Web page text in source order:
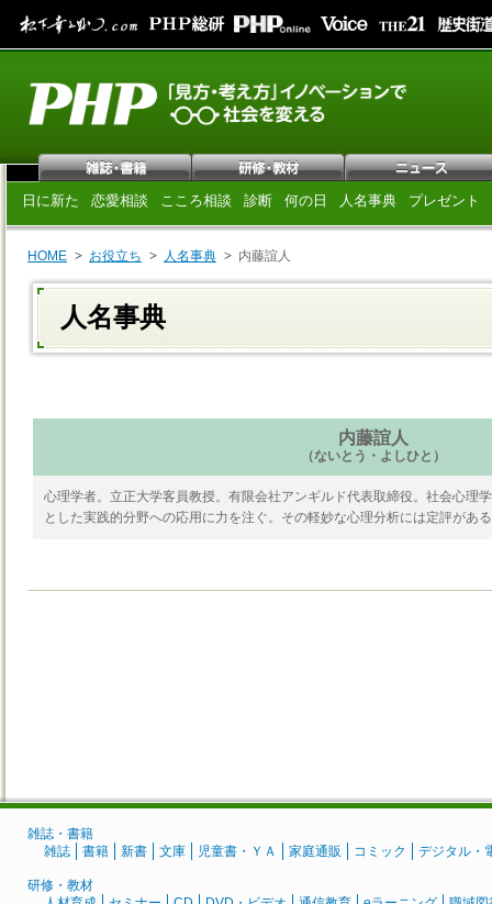
日に新た 恋愛相談 こころ相談 診断 何の日 人名事典 プレゼント
HOME お役立ち 人名事典 内藤誼人
人名事典
内藤誼人
（ないとう・よしひと）
心理学者。立正大学客員教授。有限会社アンギルド代表取締役。社会心理
とした実践的分野への応用に力を注ぐ。その軽妙な心理分析には定評があ
雑誌・書籍
雑誌
書籍 新書 文庫 児童書・ＹＡ 家庭通販 コミック デジタル・
研修・教材